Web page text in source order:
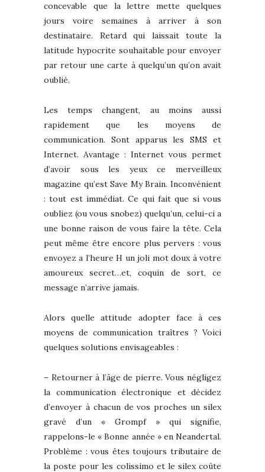
concevable que la lettre mette quelques
jours voire semaines à arriver à son
destinataire. Retard qui laissait toute la
latitude hypocrite souhaitable pour envoyer
par retour une carte à quelqu’un qu’on avait
oublié.
Les temps changent, au moins aussi
rapidement que les moyens de
communication. Sont apparus les SMS et
Internet. Avantage : Internet vous permet
d’avoir sous les yeux ce merveilleux
magazine qu’est Save My Brain. Inconvénient
: tout est immédiat. Ce qui fait que si vous
oubliez (ou vous snobez) quelqu’un, celui-ci a
une bonne raison de vous faire la tête. Cela
peut même être encore plus pervers : vous
envoyez a l’heure H un joli mot doux à votre
amoureux secret…et, coquin de sort, ce
message n’arrive jamais.
Alors quelle attitude adopter face à ces
moyens de communication traîtres ? Voici
quelques solutions envisageables :
– Retourner à l’âge de pierre. Vous négligez
la communication électronique et décidez
d’envoyer à chacun de vos proches un silex
gravé d’un « Grompf » qui signifie,
rappelons-le « Bonne année » en Neandertal.
Problème : vous êtes toujours tributaire de
la poste pour les colissimo et le silex coûte